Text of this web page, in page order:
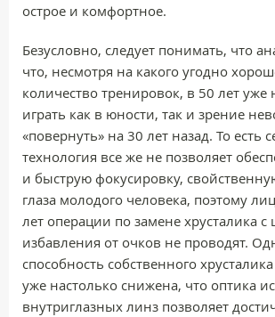
острое и комфортное.
Безусловно, следует понимать, что
что, несмотря на какого угодно
количество тренировок, в 50 лет
играть как в юности, так и зрение
«повернуть» на 30 лет назад. То есть
технология все же не позволяет
и быструю фокусировку,
глаза молодого человека, поэтому
лет операции по замене хрусталика с
избавления от очков не проводят.
способность собственного
уже настолько снижена, что оптика
внутриглазных линз позволяет